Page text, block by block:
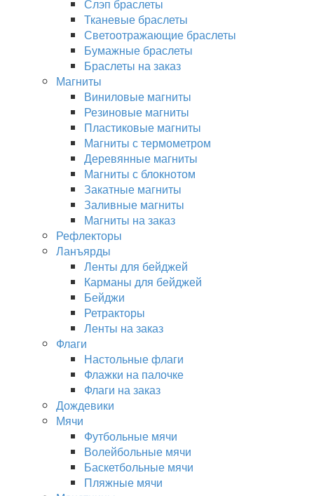
Слэп браслеты
Тканевые браслеты
Светоотражающие браслеты
Бумажные браслеты
Браслеты на заказ
Магниты
Виниловые магниты
Резиновые магниты
Пластиковые магниты
Магниты с термометром
Деревянные магниты
Магниты с блокнотом
Закатные магниты
Заливные магниты
Магниты на заказ
Рефлекторы
Ланъярды
Ленты для бейджей
Карманы для бейджей
Бейджи
Ретракторы
Ленты на заказ
Флаги
Настольные флаги
Флажки на палочке
Флаги на заказ
Дождевики
Мячи
Футбольные мячи
Волейбольные мячи
Баскетбольные мячи
Пляжные мячи